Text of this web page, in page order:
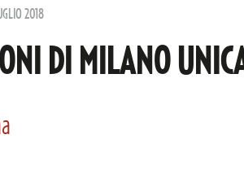
2018
DI MILANO